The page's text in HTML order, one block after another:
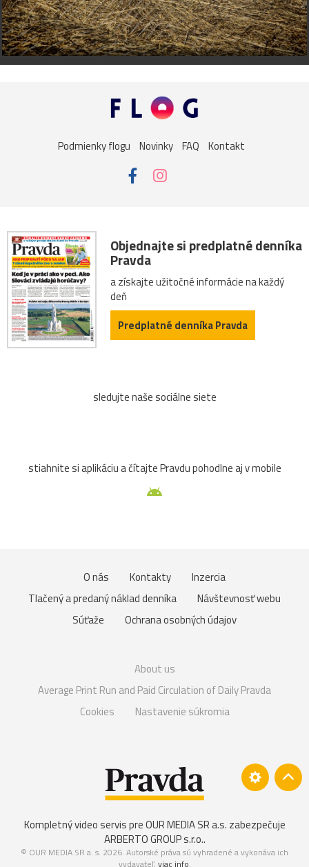
Podmienky flogu Novinky FAQ Kontakt
Objednajte si predplatné denníka
Pravda
a získajte užitočné informácie na každý
deň
Predplatné denníka Pravda
sledujte naše sociálne siete
stiahnite si aplikáciu a čítajte Pravdu pohodlne aj v mobile
O nás Kontakty
Inzercia
Tlačený a predaný náklad denníka
Návštevnosť webu
Súťaže
Ochrana osobných údajov
About us
Average Print Run and Paid Circulation of Daily Pravda
Cookies
Nastavenie súkromia
Kompletný video servis pre OUR MEDIA SR a.s. zabezpečuje
ARBERTO GROUP s.r.o..
© OUR MEDIA SR a. s. 2026. Autorské práva sú vyhradené a vykonáva ich
vydavateľ, viac info.